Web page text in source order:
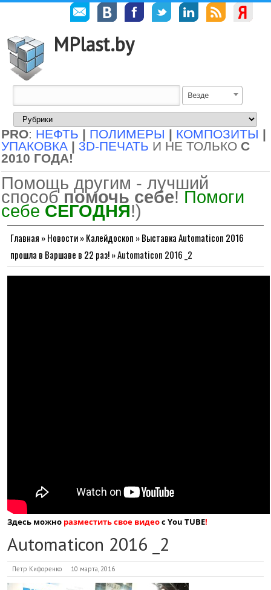
MPlast.by
Везде
PRO: НЕФТЬ | ПОЛИМЕРЫ | КОМПОЗИТЫ |
УПАКОВКА | 3D-ПЕЧАТЬ И НЕ ТОЛЬКО С
2010 ГОДА!
Помощь другим - лучший
способ помочь себе! Помоги
себе СЕГОДНЯ!)
Главная »Новости»Калейдоскоп »Выставка Automaticon 2016
прошла в Варшаве в 22 раз!»Automaticon 2016 _2
Здесь можно разместить свое видеос You TUBE!
Automaticon 2016 _2
Петр Кифоренко 10 марта, 2016